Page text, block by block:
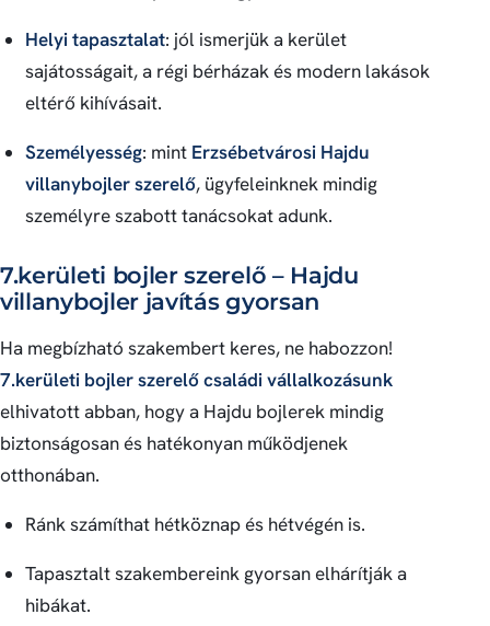
Helyi tapasztalat: jól ismerjük a kerület
sajátosságait, a régi bérházak és modern lakások
eltérő kihívásait.
Személyesség: mint Erzsébetvárosi Hajdu
villanybojler szerelő, ügyfeleinknek mindig
személyre szabott tanácsokat adunk.
7.kerületi bojler szerelő – Hajdu
villanybojler javítás gyorsan
Ha megbízható szakembert keres, ne habozzon!
7.kerületi bojler szerelő családi vállalkozásunk
elhivatott abban, hogy a Hajdu bojlerek mindig
biztonságosan és hatékonyan működjenek
otthonában.
Ránk számíthat hétköznap és hétvégén is.
Tapasztalt szakembereink gyorsan elhárítják a
hibákat.